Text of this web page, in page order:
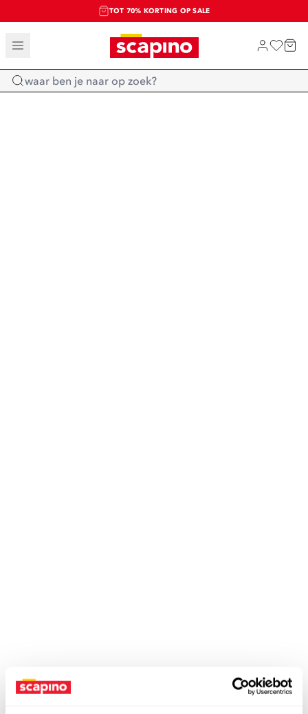
TOT 70% KORTING OP SALE
SALE: LAATSTE KANS!
SHOP NIEUW
Home